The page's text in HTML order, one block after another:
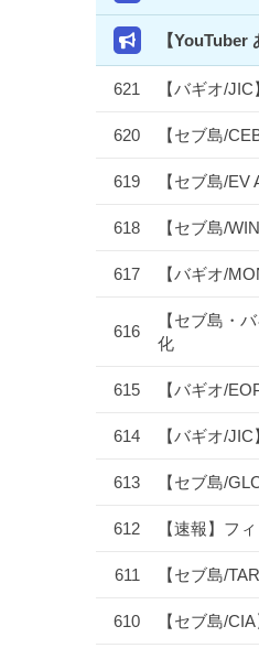
【
621 【バギオ/
620 【セブ島/
619 【セブ島/
618 【セブ島/
617 【バギオ/
616
【セブ島・
化
615 【バギオ/
614 【バギオ/
613 【セブ島/
612 【速報】フ
611 【セブ島/
610 【セブ島/